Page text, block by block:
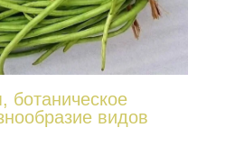
ботаническое
видов